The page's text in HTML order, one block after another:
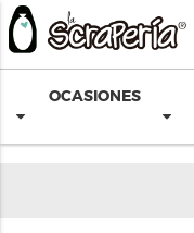
OCASIONES